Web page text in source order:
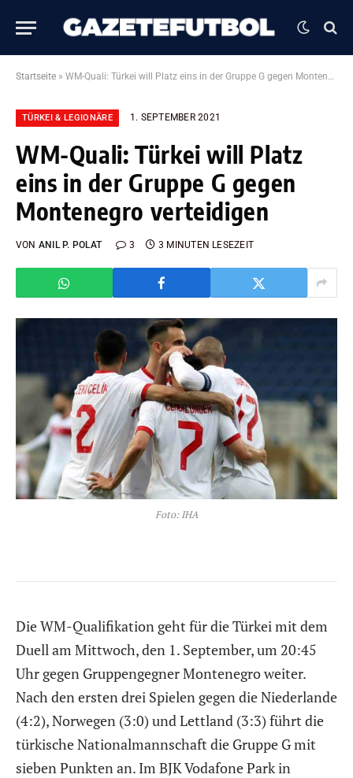
Startseite » WM-Quali: Türkei will Platz eins in der Gruppe G gegen Montenegro verteidigen
TÜRKEI & LEGIONÄRE 1. SEPTEMBER 2021
WM-Quali: Türkei will Platz
eins in der Gruppe G gegen
Montenegro verteidigen
VON ANIL P. POLAT 3 3 MINUTEN LESEZEIT
Foto: IHA
Die WM-Qualifikation geht für die Türkei mit dem
Duell am Mittwoch, den 1. September, um 20:45
Uhr gegen Gruppengegner Montenegro weiter.
Nach den ersten drei Spielen gegen die Niederlande
(4:2), Norwegen (3:0) und Lettland (3:3) führt die
türkische Nationalmannschaft die Gruppe G mit
sieben Punkten an. Im BJK Vodafone Park in